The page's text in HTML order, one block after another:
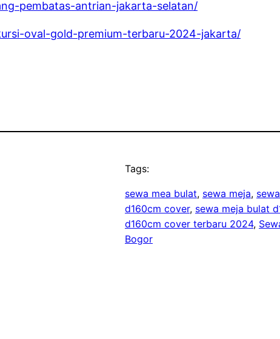
pembatas-antrian-jakarta-selatan/
oval-gold-premium-terbaru-2024-jakarta/
Tags:
sewa mea bulat, sewa meja,
d160cm cover, sewa meja bulat
d160cm cover terbaru 2024,
Bogor